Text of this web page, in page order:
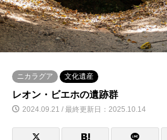
ニカラグア 文化遺産
レオン・ビエホの遺跡群
2024.09.21 / 最終更新日：2025.10.14